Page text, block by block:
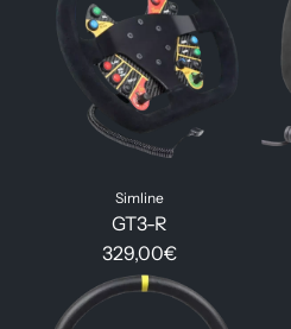
Simline
GT3-R
329,00€